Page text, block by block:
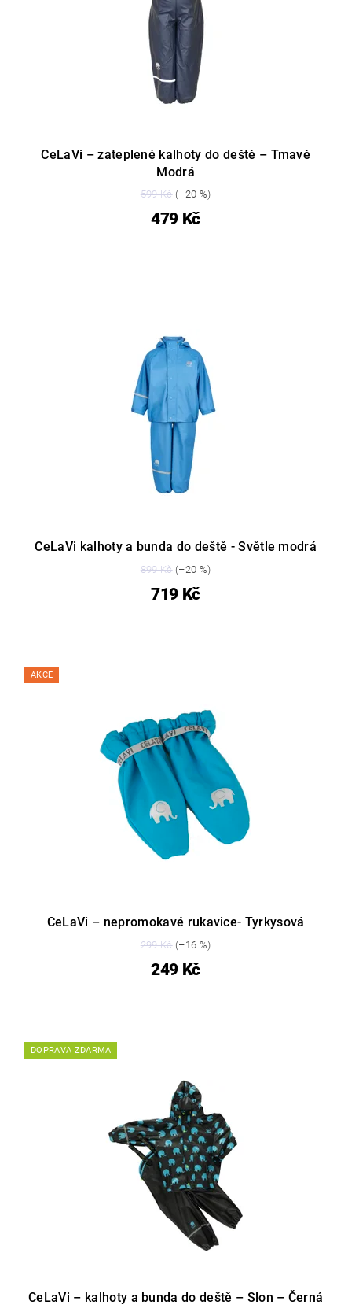
CeLaVi – zateplené kalhoty do deště – Tmavě
Modrá
599 Kč(–20 %)
479 Kč
CeLaVi kalhoty a bunda do deště - Světle modrá
899 Kč(–20 %)
719 Kč
AKCE
CeLaVi – nepromokavé rukavice- Tyrkysová
299 Kč(–16 %)
249 Kč
DOPRAVA ZDARMA
CeLaVi – kalhoty a bunda do deště – Slon – Černá